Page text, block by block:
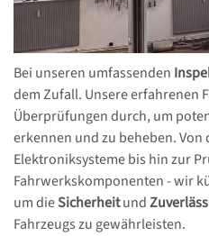
Bei unseren umfassenden
dem Zufall. Unsere erfahrenen
Überprüfungen durch, um
erkennen und zu beheben.
Elektroniksysteme bis hin zur
Fahrwerkskomponenten - wir
um dieSicherheitund
Fahrzeugs zu gewährleisten.